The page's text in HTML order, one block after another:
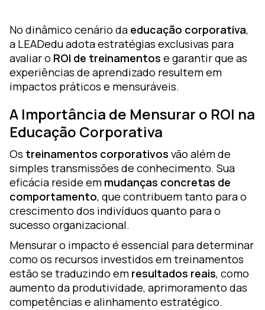
—
No dinâmico cenário da educação corporativa,
a LEADedu adota estratégias exclusivas para
avaliar o ROI de treinamentos e garantir que as
experiências de aprendizado resultem em
impactos práticos e mensuráveis.
A Importância de Mensurar o ROI na
Educação Corporativa
Os treinamentos corporativos vão além de
simples transmissões de conhecimento. Sua
eficácia reside em mudanças concretas de
comportamento, que contribuem tanto para o
crescimento dos indivíduos quanto para o
sucesso organizacional.
Mensurar o impacto é essencial para determinar
como os recursos investidos em treinamentos
estão se traduzindo em resultados reais, como
aumento da produtividade, aprimoramento das
competências e alinhamento estratégico.